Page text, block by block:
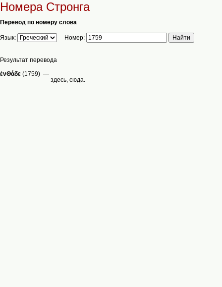
Номера Стронга
Перевод по номеру слова
Язык: Номер:
Результат перевода
ἐνΘάδε (1759) —
здесь, сюда.